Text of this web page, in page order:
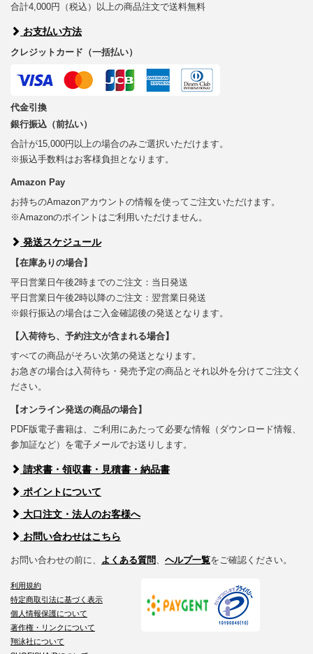
合計4,000円（税込）以上の商品注文で送料無料
お支払い方法
クレジットカード（一括払い）
代金引換
銀行振込（前払い）
合計が15,000円以上の場合のみご選択いただけます。
※振込手数料はお客様負担となります。
Amazon Pay
お持ちのAmazonアカウントの情報を使ってご注文いただけます。
※Amazonのポイントはご利用いただけません。
発送スケジュール
【在庫ありの場合】
平日営業日午後2時までのご注文：当日発送
平日営業日午後2時以降のご注文：翌営業日発送
※銀行振込の場合はご入金確認後の発送となります。
【入荷待ち、予約注文が含まれる場合】
すべての商品がそろい次第の発送となります。
お急ぎの場合は入荷待ち・発売予定の商品とそれ以外を分けてご注文く
ださい。
【オンライン発送の商品の場合】
PDF版電子書籍は、ご利用にあたって必要な情報（ダウンロード情報、
参加証など）を電子メールでお送りします。
請求書・領収書・見積書・納品書
ポイントについて
大口注文・法人のお客様へ
お問い合わせはこちら
お問い合わせの前に、 よくある質問 ヘルプ一覧をご確認ください。
利用規約
特定商取引法に基づく表示
個人情報保護について
著作権・リンクについて
翔泳社について